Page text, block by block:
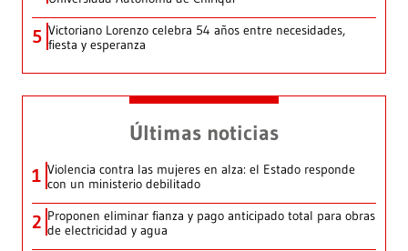
5 Victoriano Lorenzo celebra 54 años entre necesidades,
fiesta y esperanza
Últimas noticias
1 Violencia contra las mujeres en alza: el Estado responde
con un ministerio debilitado
2 Proponen eliminar fianza y pago anticipado total para obras
de electricidad y agua